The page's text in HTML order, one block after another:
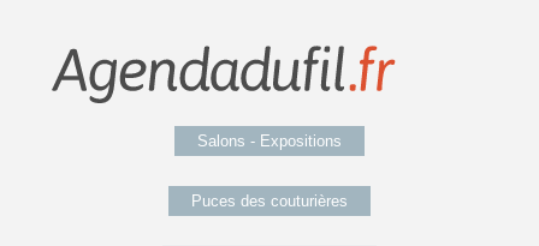
Salons - Expositions
Puces des couturières